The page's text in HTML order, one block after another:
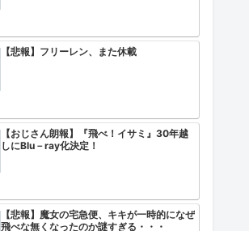
【悲報】フリーレン、また休載
【おじさん朗報】『飛べ！イサミ』30年越
しにBlu－ray化決定！
【悲報】魔女の宅急便、キキが一時的になぜ
飛べな無くなったのか謎すぎる・・・